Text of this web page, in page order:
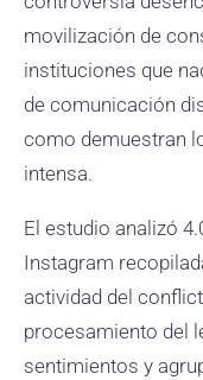
movilización de
instituciones que
de comunicación
como demuestran
intensa.
El estudio analizó
Instagram
actividad del
procesamiento del
sentimientos y